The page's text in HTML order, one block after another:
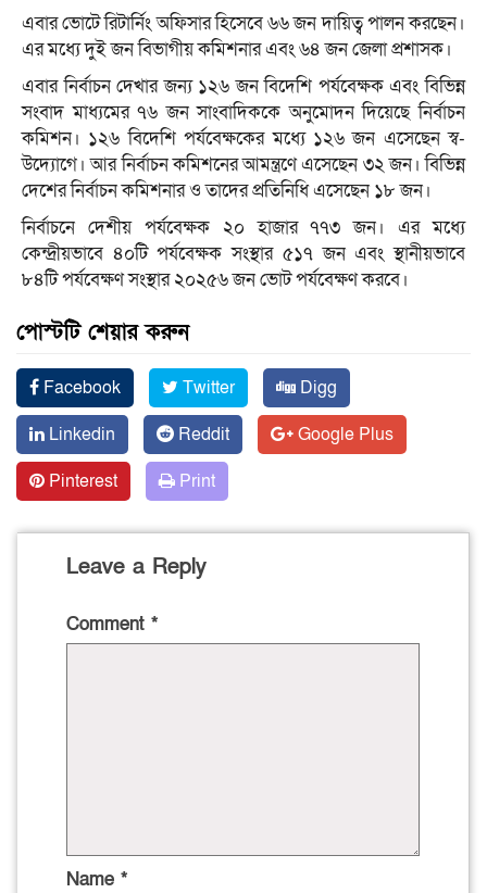
এবার ভোটে রিটার্নিং অফিসার হিসেবে ৬৬ জন দায়িত্ব পালন করছেন।
এর মধ্যে দুই জন বিভাগীয় কমিশনার এবং ৬৪ জন জেলা প্রশাসক।
এবার নির্বাচন দেখার জন্য ১২৬ জন বিদেশি পর্যবেক্ষক এবং বিভিন্ন
সংবাদ মাধ্যমের ৭৬ জন সাংবাদিককে অনুমোদন দিয়েছে নির্বাচন
কমিশন। ১২৬ বিদেশি পর্যবেক্ষকের মধ্যে ১২৬ জন এসেছেন স্ব-
উদ্যোগে। আর নির্বাচন কমিশনের আমন্ত্রণে এসেছেন ৩২ জন। বিভিন্ন
দেশের নির্বাচন কমিশনার ও তাদের প্রতিনিধি এসেছেন ১৮ জন।
নির্বাচনে দেশীয় পর্যবেক্ষক ২০ হাজার ৭৭৩ জন। এর মধ্যে
কেন্দ্রীয়ভাবে ৪০টি পর্যবেক্ষক সংস্থার ৫১৭ জন এবং স্থানীয়ভাবে
৮৪টি পর্যবেক্ষণ সংস্থার ২০২৫৬ জন ভোট পর্যবেক্ষণ করবে।
পোস্টটি শেয়ার করুন
Facebook Twitter
Digg
Linkedin
Reddit
Google Plus
Pinterest
Print
Leave a Reply
Comment *
Name *